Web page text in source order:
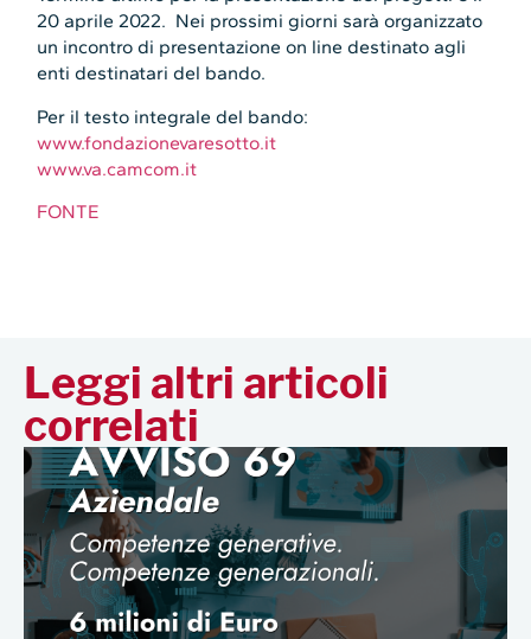
20 aprile 2022. Nei prossimi giorni sarà organizzato
un incontro di presentazione on line destinato agli
enti destinatari del bando.
Per il testo integrale del bando:
www.fondazionevaresotto.it
www.va.camcom.it
FONTE
Leggi altri articoli
correlati